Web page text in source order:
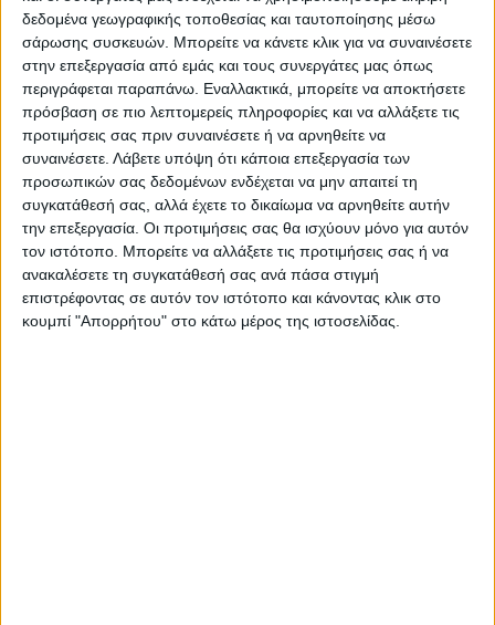
δεδομένα γεωγραφικής τοποθεσίας και ταυτοποίησης μέσω
σάρωσης συσκευών. Μπορείτε να κάνετε κλικ για να συναινέσετε
στην επεξεργασία από εμάς και τους συνεργάτες μας όπως
περιγράφεται παραπάνω. Εναλλακτικά, μπορείτε να αποκτήσετε
πρόσβαση σε πιο λεπτομερείς πληροφορίες και να αλλάξετε τις
προτιμήσεις σας πριν συναινέσετε ή να αρνηθείτε να
συναινέσετε. Λάβετε υπόψη ότι κάποια επεξεργασία των
προσωπικών σας δεδομένων ενδέχεται να μην απαιτεί τη
συγκατάθεσή σας, αλλά έχετε το δικαίωμα να αρνηθείτε αυτήν
την επεξεργασία. Οι προτιμήσεις σας θα ισχύουν μόνο για αυτόν
τον ιστότοπο. Μπορείτε να αλλάξετε τις προτιμήσεις σας ή να
ανακαλέσετε τη συγκατάθεσή σας ανά πάσα στιγμή
επιστρέφοντας σε αυτόν τον ιστότοπο και κάνοντας κλικ στο
κουμπί "Απορρήτου" στο κάτω μέρος της ιστοσελίδας.
Θεσσαλία από την λειψυδρία